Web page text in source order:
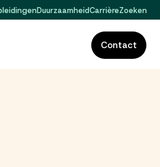
DuurzaamheidCarrièreZoeken
Contact